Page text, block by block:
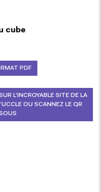
cube
PDF
L’INCROYABLE SITE DE LA
OU SCANNEZ LE QR